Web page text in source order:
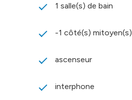
1 salle(s) de bain
-1 côté(s) mitoyen(s)
ascenseur
interphone